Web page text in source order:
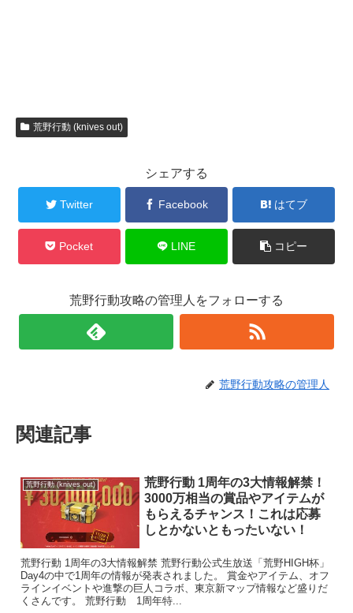
荒野行動 (knives out)
シェアする
Twitter Facebook はてブ
Pocket LINE コピー
荒野行動攻略の管理人をフォローする
荒野行動攻略の管理人
関連記事
荒野行動 (knives out)
荒野行動 1周年の3大情報解禁！
3000万相当の賞品やアイテムが
もらえるチャンス！これは応募
しとかないともったいない！
荒野行動 1周年の3大情報解禁 荒野行動公式生放送「荒野HIGH杯」
Day4の中で1周年の情報が発表されました。 賞金やアイテム、オフ
ラインイベントや進撃の巨人コラボ、東京新マップ情報など盛りだ
くさんです。 荒野行動 1周年特...